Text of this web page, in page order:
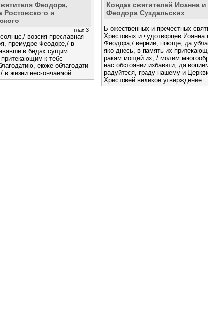
Феодора,
Ростовского и
глас 3
возсия преславная
премудре Феодоре,/ в
в бедах сущим
притекающим к тебе
еюже облагодати
в жизни нескончаемой.
Кондак святителей Иоанна и
Феодора Суздальских
Б ожественных и пречестных
Христовых и чудотворцев Иоанна
Феодора,/ вернии, поюще, да
яко днесь, в память их
ракам мощей их, / молим
нас обстояний избавити, да
радуйтеся, граду нашему и
Христовей великое утверждение.